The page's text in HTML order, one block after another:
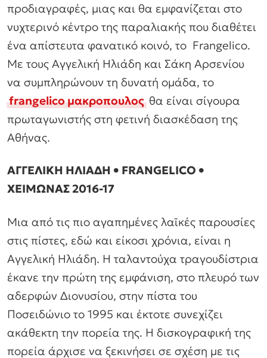
προδιαγραφές, μιας και θα εμφανίζεται στο
νυχτερινό κέντρο της παραλιακής που διαθέτει
ένα απίστευτα φανατικό κοινό, το Frangelico.
Με τους Αγγελική Ηλιάδη και Σάκη Αρσενίου
να συμπληρώνουν τη δυνατή ομάδα, το
frangelico μακροπουλοςθα είναι σίγουρα
πρωταγωνιστής στη φετινή διασκέδαση της
Αθήνας.
ΑΓΓΕΛΙΚΗ ΗΛΙΑΔΗ • FRANGELICO •
ΧΕΙΜΩΝΑΣ 2016-17
Μια από τις πιο αγαπημένες λαϊκές παρουσίες
στις πίστες, εδώ και είκοσι χρόνια, είναι η
Αγγελική Ηλιάδη. Η ταλαντούχα τραγουδίστρια
έκανε την πρώτη της εμφάνιση, στο πλευρό των
αδερφών Διονυσίου, στην πίστα του
Ποσειδώνιο το 1995 και έκτοτε συνεχίζει
ακάθεκτη την πορεία της. Η δισκογραφική της
πορεία άρχισε να ξεκινήσει σε σχέση με τις